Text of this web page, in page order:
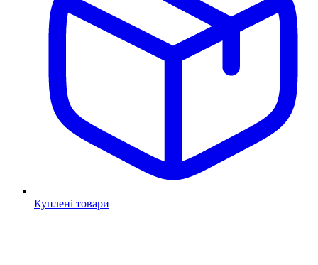
Куплені товари